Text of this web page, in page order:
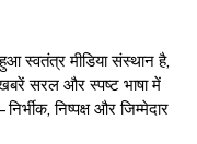
स्वतंत्र मीडिया संस्थान है,
सरल और स्पष्ट भाषा में
निष्पक्ष और जिम्मेदार